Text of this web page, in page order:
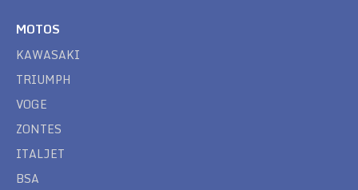
MOTOS
KAWASAKI
TRIUMPH
VOGE
ZONTES
ITALJET
BSA